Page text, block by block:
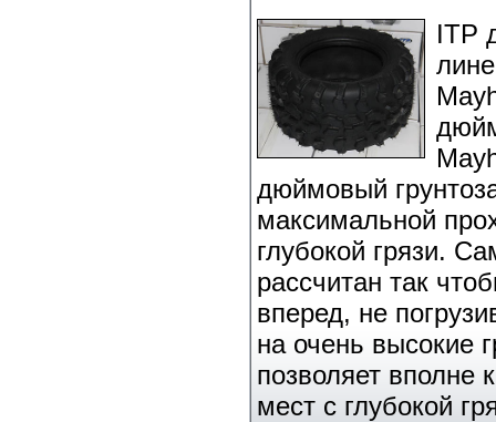
ITP
дюймовый
максимальной
глубокой грязи.
рассчитан так
вперед, не
на очень высокие
позволяет вполне
мест с глубокой